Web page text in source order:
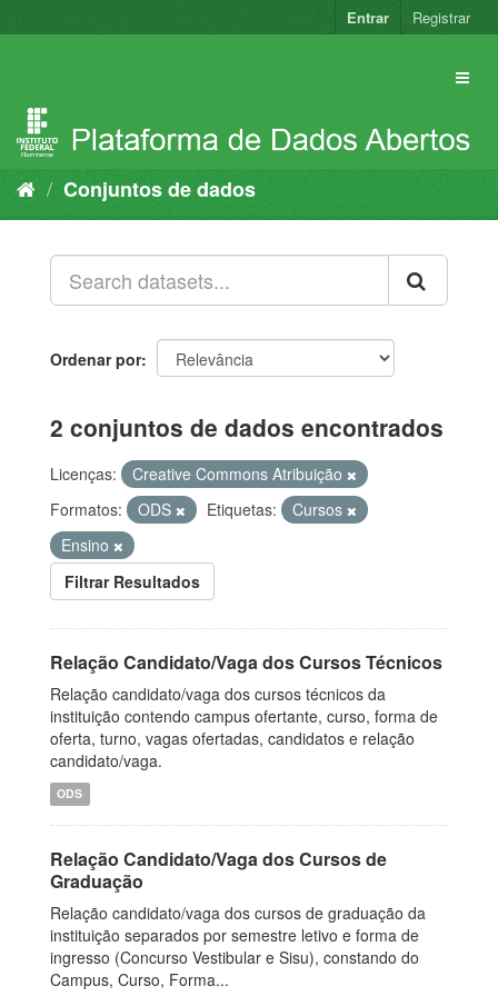
para
Entrar Registrar
Conjuntos de dados
Ordenar por
2 conjuntos de dados encontrados
Licenças:
Creative Commons Atribuição
Formatos:
ODS Etiquetas:
Cursos
Ensino
Filtrar Resultados
Relação Candidato/Vaga dos Cursos Técnicos
Relação candidato/vaga dos cursos técnicos da
instituição contendo campus ofertante, curso, forma de
oferta, turno, vagas ofertadas, candidatos e relação
candidato/vaga.
ODS
Relação Candidato/Vaga dos Cursos de
Graduação
Relação candidato/vaga dos cursos de graduação da
instituição separados por semestre letivo e forma de
ingresso (Concurso Vestibular e Sisu), constando do
Campus, Curso, Forma...